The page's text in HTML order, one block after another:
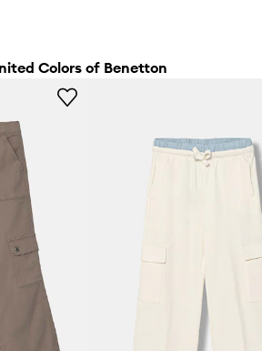
Colors of Benetton